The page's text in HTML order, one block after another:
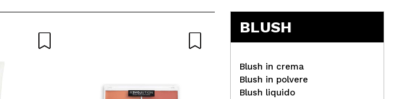
BLUSH
Blush in crema
Blush in polvere
Blush liquido